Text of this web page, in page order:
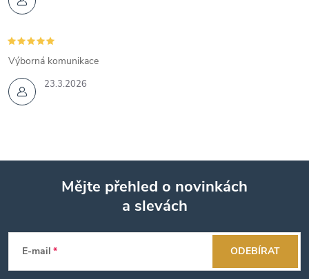
23.3.2026
Výborná komunikace
Mějte přehled o novinkách
a slevách
E-mail ODEBÍRAT